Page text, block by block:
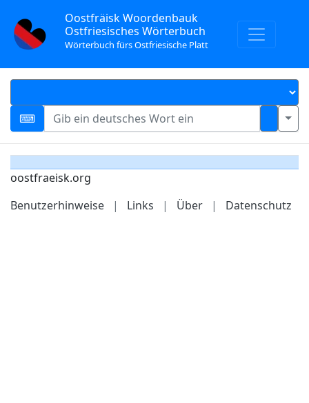
Oostfräisk Woordenbauk
Ostfriesisches Wörterbuch
Wörterbuch fürs Ostfriesische Platt
oostfraeisk.org
Benutzerhinweise
| Links | Über | Datenschutz